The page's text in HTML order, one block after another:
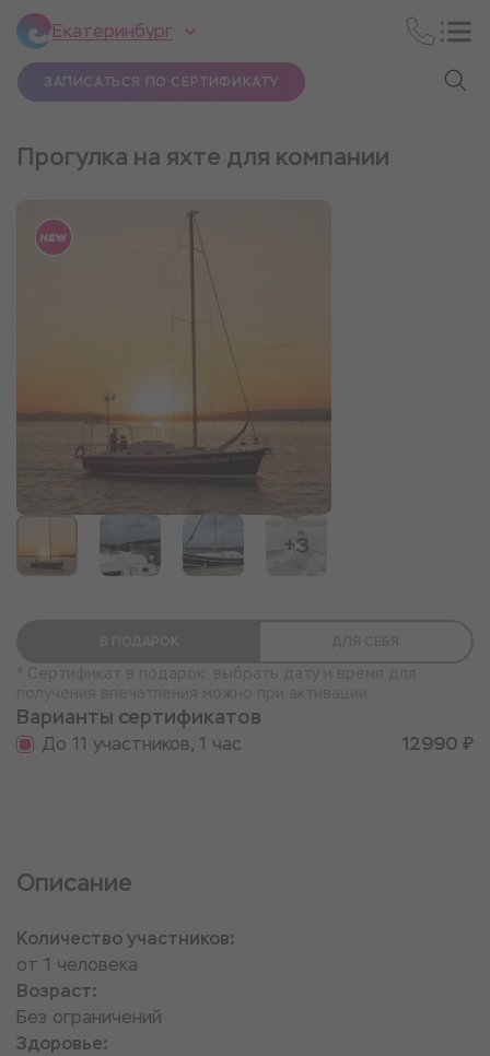
Екатеринбург
ЗАПИСАТЬСЯ ПО СЕРТИФИКАТУ
Прогулка на яхте для компании
+3
Варианты сертификатов
До 11 участников, 1 час 12990 ₽
Описание
Количество участников:
от 1 человека
Возраст:
Без ограничений
Здоровье: